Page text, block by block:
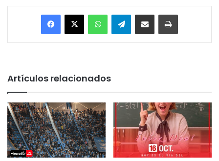
Facebook
X WhatsAppTelegramEnviar vía email Imprimir
Artículos relacionados